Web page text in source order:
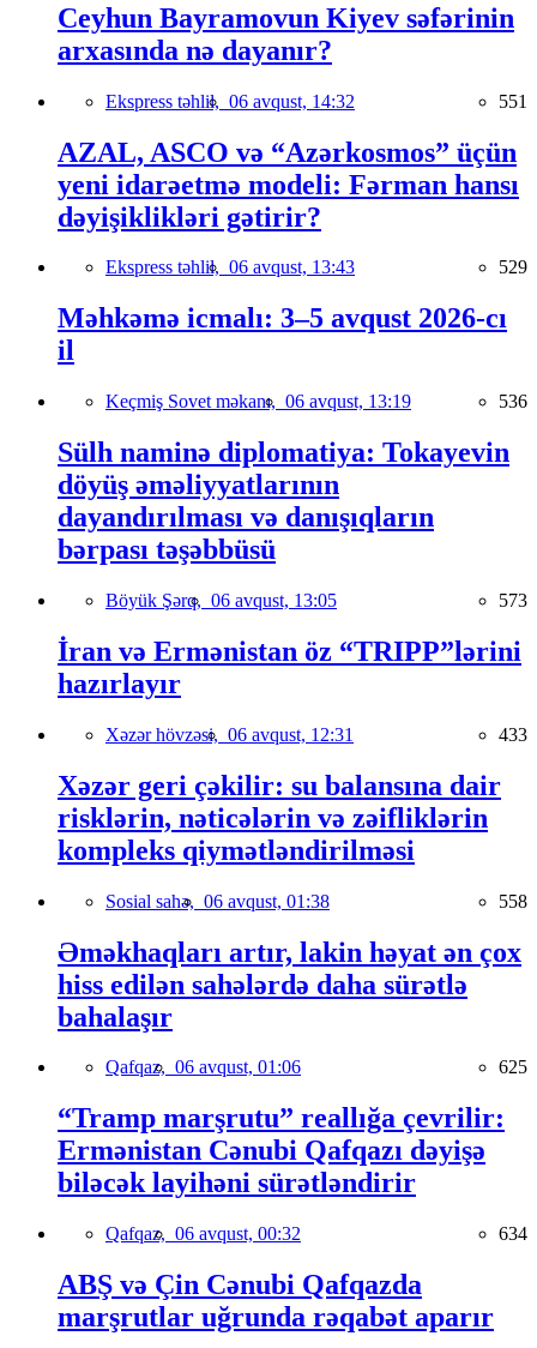
Ceyhun Bayramovun Kiyev səfərinin
arxasında nə dayanır?
Ekspress təhlil, 06 avqust, 14:32 551
AZAL, ASCO və “Azərkosmos” üçün
yeni idarəetmə modeli: Fərman hansı
dəyişiklikləri gətirir?
Ekspress təhlil, 06 avqust, 13:43 529
Məhkəmə icmalı: 3–5 avqust 2026-cı
il
Keçmiş Sovet məkanı, 06 avqust, 13:19 536
Sülh naminə diplomatiya: Tokayevin
döyüş əməliyyatlarının
dayandırılması və danışıqların
bərpası təşəbbüsü
Böyük Şərq, 06 avqust, 13:05 573
İran və Ermənistan öz “TRIPP”lərini
hazırlayır
Xəzər hövzəsi, 06 avqust, 12:31 433
Xəzər geri çəkilir: su balansına dair
risklərin, nəticələrin və zəifliklərin
kompleks qiymətləndirilməsi
Sosial sahə, 06 avqust, 01:38 558
Əməkhaqları artır, lakin həyat ən çox
hiss edilən sahələrdə daha sürətlə
bahalaşır
Qafqaz, 06 avqust, 01:06 625
“Tramp marşrutu” reallığa çevrilir:
Ermənistan Cənubi Qafqazı dəyişə
biləcək layihəni sürətləndirir
Qafqaz, 06 avqust, 00:32 634
ABŞ və Çin Cənubi Qafqazda
marşrutlar uğrunda rəqabət aparır